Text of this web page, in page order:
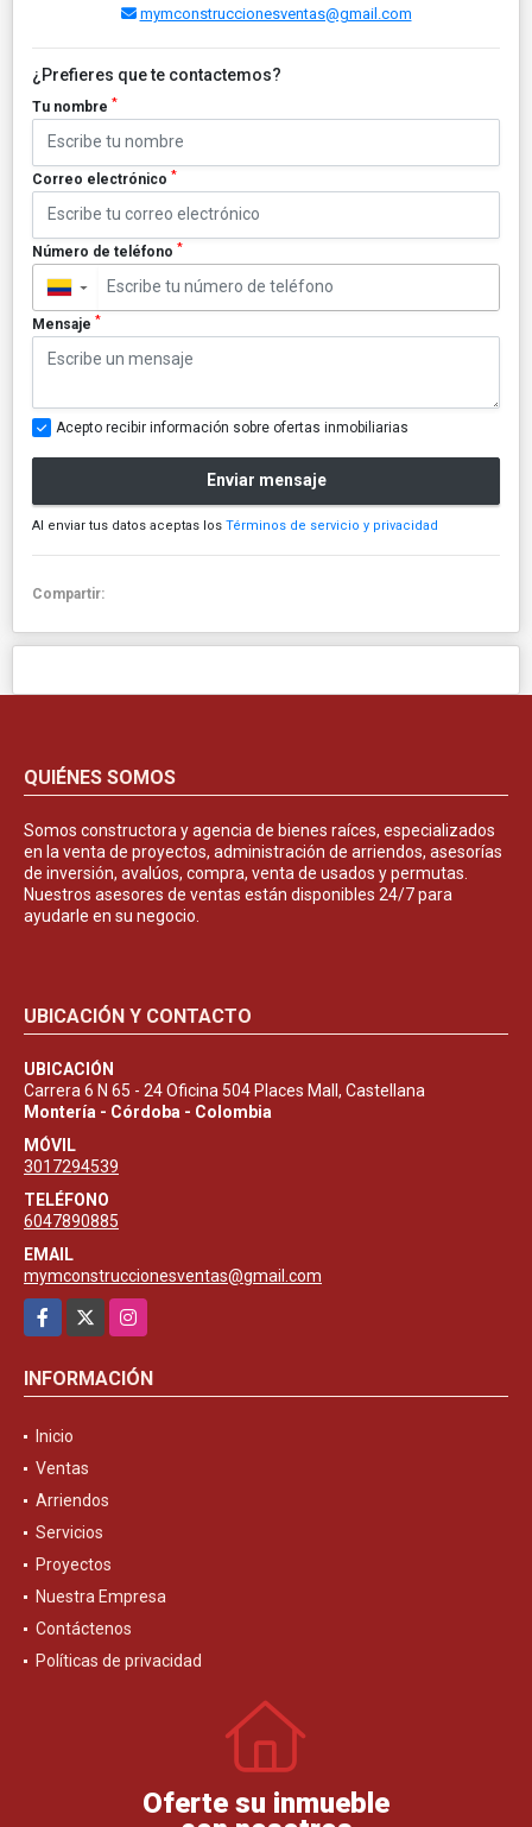
mymconstruccionesventas@gmail.com
¿Prefieres que te contactemos?
Tu nombre *
Correo electrónico *
Número de teléfono *
▼
Mensaje *
Acepto recibir información sobre ofertas inmobiliarias
Enviar mensaje
Al enviar tus datos aceptas los Términos de servicio y privacidad
Compartir:
QUIÉNES SOMOS
Somos constructora y agencia de bienes raíces, especializados
en la venta de proyectos, administración de arriendos, asesorías
de inversión, avalúos, compra, venta de usados y permutas.
Nuestros asesores de ventas están disponibles 24/7 para
ayudarle en su negocio.
UBICACIÓN Y CONTACTO
UBICACIÓN
Carrera 6 N 65 - 24 Oficina 504 Places Mall, Castellana
Montería - Córdoba - Colombia
MÓVIL
3017294539
TELÉFONO
6047890885
EMAIL
mymconstruccionesventas@gmail.com
Facebook
Instagram
INFORMACIÓN
Inicio
Ventas
Arriendos
Servicios
Proyectos
Nuestra Empresa
Contáctenos
Políticas de privacidad
Oferte su inmueble